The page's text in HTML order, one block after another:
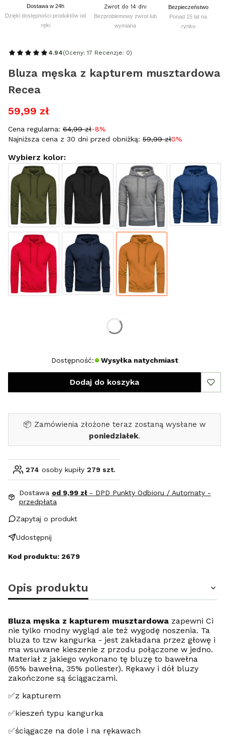
Dostawa w 24h
Dzięki dostępności produktów od
ręki
Zwrot do 14 dni
Bezproblemowy zwrot lub
wymiana
Bezpieczeństwo
Ponad 15 lat na
rynku
4.94(Oceny: 17 Recenzje: 0)
Bluza męska z kapturem musztardowa
Recea
59,99 zł
Cena regularna: 64,99 zł-8%
Najniższa cena z 30 dni przed obniżką: 59,99 zł0%
Wybierz kolor:
Dostępność: Wysyłka natychmiast
Dodaj do koszyka
📦 Zamówienia złożone teraz zostaną wysłane w
poniedziałek.
274 osoby kupiły 279 szt.
Dostawa od 9,99 zł - DPD Punkty Odbioru / Automaty -
przedpłata
Zapytaj o produkt
Udostępnij
Kod produktu: 2679
Opis produktu
Bluza męska z kapturem musztardowa zapewni Ci
nie tylko modny wygląd ale też wygodę noszenia. Ta
bluza to tzw kangurka - jest zakładana przez głowę i
ma wsuwane kieszenie z przodu połączone w jedno.
Materiał z jakiego wykonano tę bluzę to bawełna
(65% bawełna, 35% poliester). Rękawy i dół bluzy
zakończone są ściągaczami.
✅z kapturem
✅kieszeń typu kangurka
✅ściągacze na dole i na rękawach